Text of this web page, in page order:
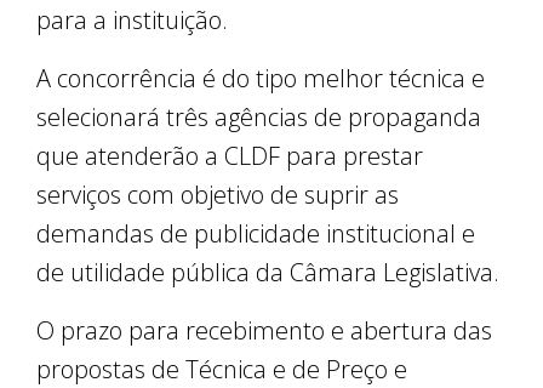
para a instituição.
A concorrência é do tipo melhor técnica e
selecionará três agências de propaganda
que atenderão a CLDF para prestar
serviços com objetivo de suprir as
demandas de publicidade institucional e
de utilidade pública da Câmara Legislativa.
O prazo para recebimento e abertura das
propostas de Técnica e de Preço e